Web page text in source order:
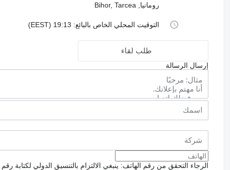
رومانيا, Bihor, Tarcea
التوقيت المحلي الخاص بالبائع: 19:13 (EEST)
طلب لقاء
إرسال الرسالة
الرجاء التحقق من رقم الهاتف: ينبغي الالتزام بالتنسيق الدولي لكتابة